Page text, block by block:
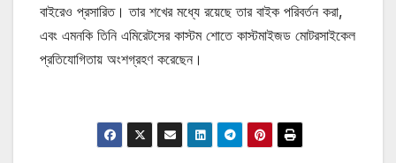
বাইরেও প্রসারিত। তার শখের মধ্যে রয়েছে তার বাইক পরিবর্তন করা,
এবং এমনকি তিনি এমিরেটসের কাস্টম শোতে কাস্টমাইজড মোটরসাইকেল
প্রতিযোগিতায় অংশগ্রহণ করেছেন।